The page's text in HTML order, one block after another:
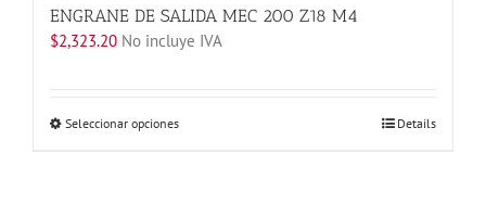
ENGRANE DE SALIDA MEC 200 Z18 M4
$2,323.20 No incluye IVA
Seleccionar opcionesEste
Details